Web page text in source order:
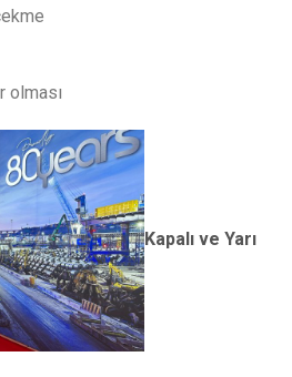
olması
Kapalı ve Yarı